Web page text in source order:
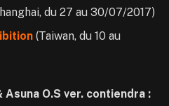
du 27 au 30/07/2017)
(Taiwan, du 10 au
O.S ver. contiendra :